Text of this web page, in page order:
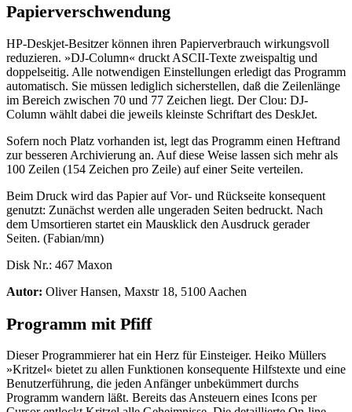
Papierverschwendung
HP-Deskjet-Besitzer können ihren Papierverbrauch wirkungsvoll
reduzieren. »DJ-Column« druckt ASCII-Texte zweispaltig und
doppelseitig. Alle notwendigen Einstellungen erledigt das Programm
automatisch. Sie müssen lediglich sicherstellen, daß die Zeilenlänge
im Bereich zwischen 70 und 77 Zeichen liegt. Der Clou: DJ-
Column wählt dabei die jeweils kleinste Schriftart des DeskJet.
Sofern noch Platz vorhanden ist, legt das Programm einen Heftrand
zur besseren Archivierung an. Auf diese Weise lassen sich mehr als
100 Zeilen (154 Zeichen pro Zeile) auf einer Seite verteilen.
Beim Druck wird das Papier auf Vor- und Rückseite konsequent
genutzt: Zunächst werden alle ungeraden Seiten bedruckt. Nach
dem Umsortieren startet ein Mausklick den Ausdruck gerader
Seiten. (Fabian/mn)
Disk Nr.: 467 Maxon
Autor: Oliver Hansen, Maxstr 18, 5100 Aachen
Programm mit Pfiff
Dieser Programmierer hat ein Herz für Einsteiger. Heiko Müllers
»Kritzel« bietet zu allen Funktionen konsequente Hilfstexte und eine
Benutzerführung, die jeden Anfänger unbekümmert durchs
Programm wandern läßt. Bereits das Ansteuern eines Icons per